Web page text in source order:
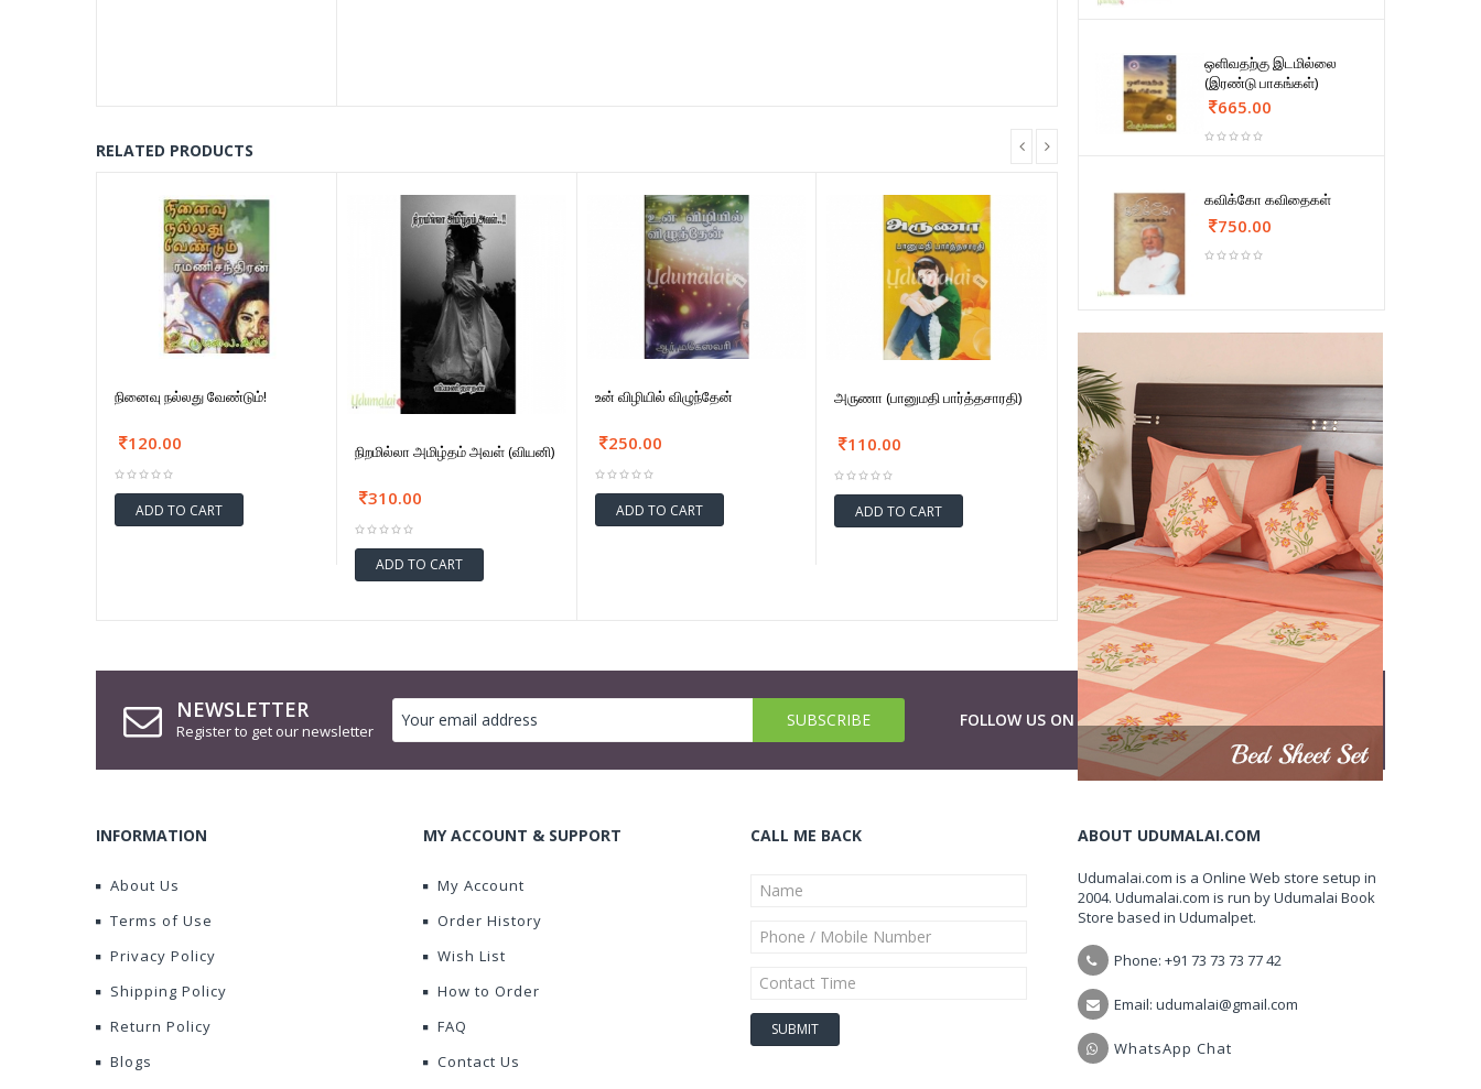
RELATED PRODUCTS
நினைவு நல்லது வேண்டும்!
120.00
ADD TO CART
நிறமில்லா அமிழ்தம் அவள் (வியனி)
310.00
ADD TO CART
உன் விழியில் விழுந்தேன்
250.00
ADD TO CART
அருணா (பானுமதி பார்த்தசாரதி)
110.00
ADD TO CART
ஒளிவதற்கு இடமில்லை
(இரண்டு பாகங்கள்)
665.00
கவிக்கோ கவிதைகள்
750.00
NEWSLETTER
Register to get our newsletter
FOLLOW US ON
INFORMATION
About Us
Terms of Use
Privacy Policy
Shipping Policy
Return Policy
Blogs
MY ACCOUNT & SUPPORT
My Account
Order History
Wish List
How to Order
FAQ
Contact Us
CALL ME BACK ABOUT UDUMALAI.COM
Udumalai.com is a Online Web store setup in
2004. Udumalai.com is run by Udumalai Book
Store based in Udumalpet.
Phone: +91 73 73 73 77 42
Email: udumalai@gmail.com
WhatsApp Chat